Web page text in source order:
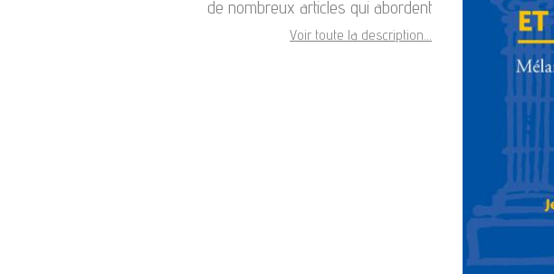
de nombreux articles qui abordent
Voir toute la description...